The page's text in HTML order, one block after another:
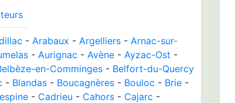
- Arabaux - Argelliers - Arnac-sur-
- Aurignac - Avène - Ayzac-Ost -
en-Comminges - Belfort-du-Quercy
- Blandas - Boucagnères - Bouloc - Brie -
- Cadrieu - Cahors - Cajarc -